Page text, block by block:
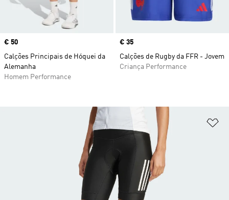
Price
€ 50
Calções Principais de Hóquei da
Alemanha
Homem Performance
Price
€ 35
Calções de Rugby da FFR - Jovem
Criança Performance